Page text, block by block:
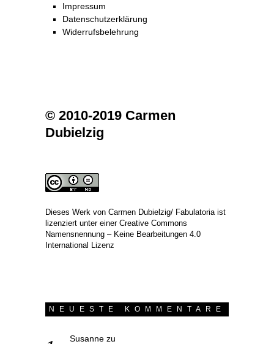
Impressum
Datenschutzerklärung
Widerrufsbelehrung
© 2010-2019 Carmen
Dubielzig
Dieses Werk von Carmen Dubielzig/ Fabulatoriaist
lizenziert unter einer Creative Commons
Namensnennung – Keine Bearbeitungen 4.0
International Lizenz
NEUESTE KOMMENTARE
Susanne zu